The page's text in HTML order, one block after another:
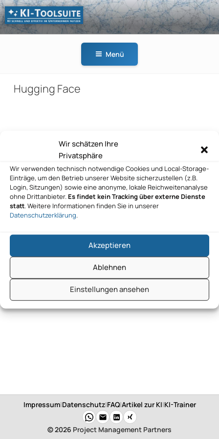
Wir schätzen Ihre
Privatsphäre
Wir verwenden technisch notwendige Cookies und Local-Storage-
Einträge, um den Betrieb unserer Website sicherzustellen (z.B.
Login, Sitzungen) sowie eine anonyme, lokale Reichweitenanalyse
ohne Drittanbieter. Es findet kein Tracking über externe Dienste
statt. Weitere Informationen finden Sie in unserer
Datenschutzerklärung.
Akzeptieren
Ablehnen
Einstellungen ansehen
Zum
Inhalt
springen
KI-
Menü
Hugging Face
Beitragsnavigation
Hugging Face
Nächster
Beitrag
WEITER
Hugging Face
Impressum|Datenschutz|FAQ|Artikel zur KI|KI-Trainer
© 2026 Project Management Partners